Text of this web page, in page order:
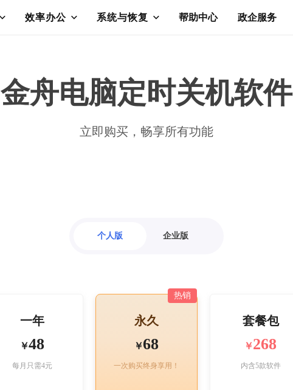
效率办公 系统与恢复 帮助中心 政企服务
金舟电脑定时关机软件
立即购买，畅享所有功能
个人版 企业版
一年
￥48
每月只需4元
热销
永久
￥68
一次购买终身享用！
套餐包
￥268
内含5款软件